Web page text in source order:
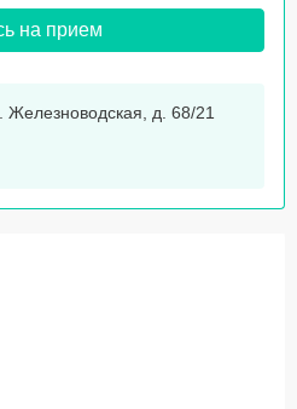
на прием
Железноводская, д. 68/21